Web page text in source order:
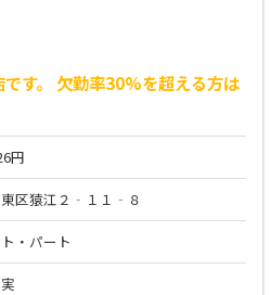
す。 欠勤率30%を超える方は
円
東区猿江２‐１１‐８
・パート